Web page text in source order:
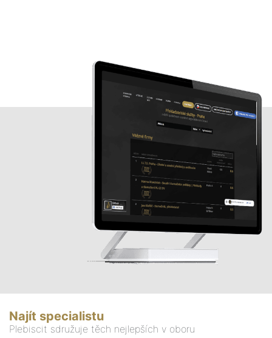
Najít specialistu
Plebiscit sdružuje těch nejlepších v oboru